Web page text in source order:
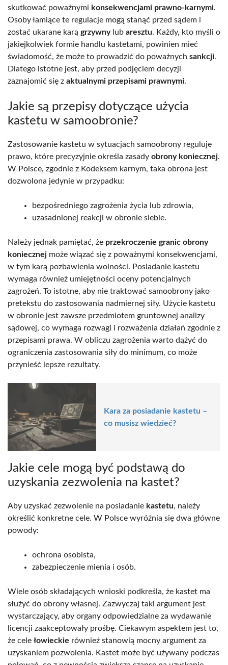
skutkować poważnymi konsekwencjami prawno-karnymi.
Osoby łamiące te regulacje mogą stanąć przed sądem i
zostać ukarane karą grzywnylub aresztu. Każdy, kto myśli o
jakiejkolwiek formie handlu kastetami, powinien mieć
świadomość, że może to prowadzić do poważnych sankcji.
Dlatego istotne jest, aby przed podjęciem decyzji
zaznajomić się z aktualnymi przepisami prawnymi.
Jakie są przepisy dotyczące użycia
kastetu w samoobronie?
Zastosowanie kastetu w sytuacjach samoobrony reguluje
prawo, które precyzyjnie określa zasady obrony koniecznej.
W Polsce, zgodnie z Kodeksem karnym, taka obrona jest
dozwolona jedynie w przypadku:
bezpośredniego zagrożenia życia lub zdrowia,
uzasadnionej reakcji w obronie siebie.
Należy jednak pamiętać, że przekroczenie granic obrony
koniecznej może wiązać się z poważnymi konsekwencjami,
w tym karą pozbawienia wolności. Posiadanie kastetu
wymaga również umiejętności oceny potencjalnych
zagrożeń. To istotne, aby nie traktować samoobrony jako
pretekstu do zastosowania nadmiernej siły. Użycie kastetu
w obronie jest zawsze przedmiotem gruntownej analizy
sądowej, co wymaga rozwagi i rozważenia działań zgodnie z
przepisami prawa. W obliczu zagrożenia warto dążyć do
ograniczenia zastosowania siły do minimum, co może
przynieść lepsze rezultaty.
Kara za posiadanie kastetu –
co musisz wiedzieć?
Jakie cele mogą być podstawą do
uzyskania zezwolenia na kastet?
Aby uzyskać zezwolenie na posiadanie kastetu, należy
określić konkretne cele. W Polsce wyróżnia się dwa główne
powody:
ochrona osobista,
zabezpieczenie mienia i osób.
Wiele osób składających wnioski podkreśla, że kastet ma
służyć do obrony własnej. Zazwyczaj taki argument jest
wystarczający, aby organy odpowiedzialne za wydawanie
licencji zaakceptowały prośbę. Ciekawym aspektem jest to,
że cele łowieckie również stanowią mocny argument za
uzyskaniem pozwolenia. Kastet może być używany podczas